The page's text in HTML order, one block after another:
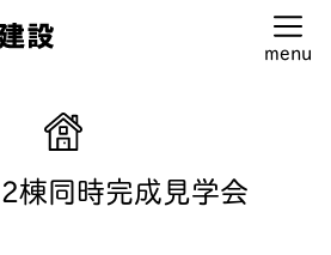
menu
平屋住宅 2棟同時完成見学会
棟同時完成見学会